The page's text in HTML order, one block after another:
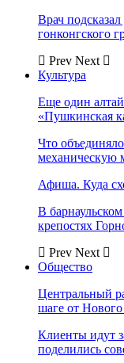
Врач
гонконгского
Prev Next
Культура
Еще один
«Пушкинская
Что
механическую
Афиша. Куда
В
крепостях
Prev Next
Общество
Центральный
шаге от
Клиенты идут
поделились